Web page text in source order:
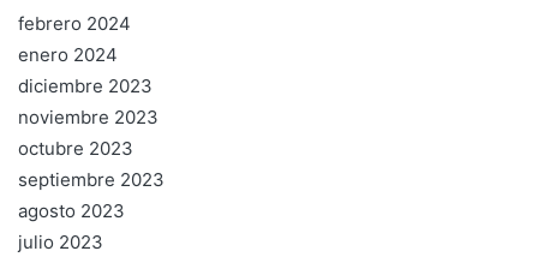
febrero 2024
enero 2024
diciembre 2023
noviembre 2023
octubre 2023
septiembre 2023
agosto 2023
julio 2023